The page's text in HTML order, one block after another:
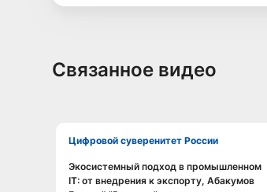
Связанное видео
Цифровой суверенитет России
Смотреть видео
Экосистемный подход в промышленном
IT: от внедрения к экспорту, Абакумов